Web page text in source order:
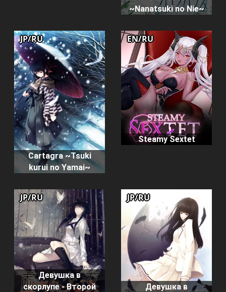
~Nanatsuki no Nie~
Cartagra ~Tsuki
kurui no Yamai~
JP/RU
Steamy Sextet
EN/RU
Девушка в
скорлупе - Второй
JP/RU
Девушка в
JP/RU